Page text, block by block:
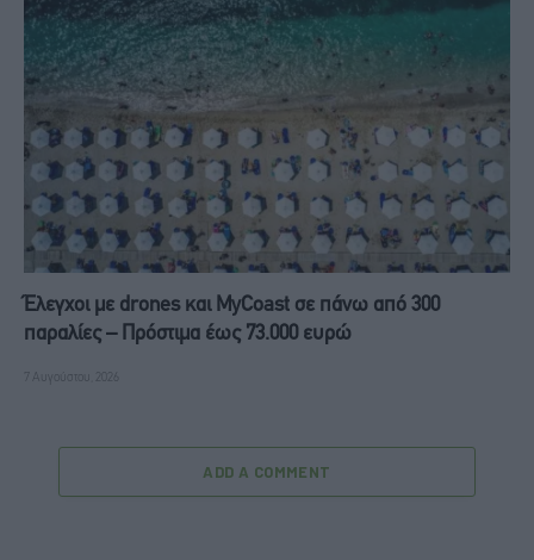
Έλεγχοι με drones και MyCoast σε πάνω από 300
παραλίες – Πρόστιμα έως 73.000 ευρώ
7 Αυγούστου, 2026
ADD A COMMENT